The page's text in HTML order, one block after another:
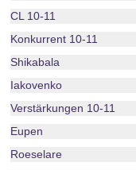
CL 10-11
Konkurrent 10-11
Shikabala
Iakovenko
Verstärkungen 10-11
Eupen
Roeselare